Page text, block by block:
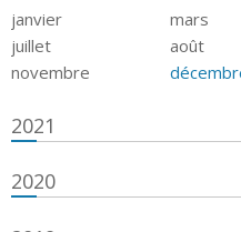
janvier mars
juillet
août
novembre
2021
2020